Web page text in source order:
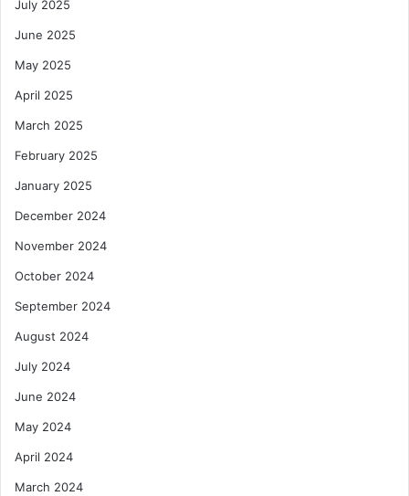
July 2025
June 2025
May 2025
April 2025
March 2025
February 2025
January 2025
December 2024
November 2024
October 2024
September 2024
August 2024
July 2024
June 2024
May 2024
April 2024
March 2024